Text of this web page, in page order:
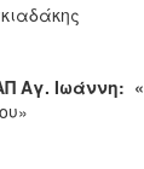
Αγ. Ιωάννη: «